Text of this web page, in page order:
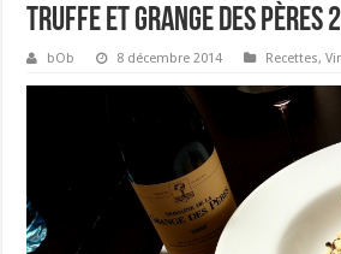
Truffe et Grange des pères
bOb 8 décembre 2014 Recettes,